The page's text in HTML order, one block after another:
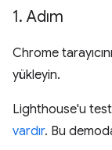
1. Adım
Chrome
yükleyin.
Lighthouse'u test
vardır. Bu